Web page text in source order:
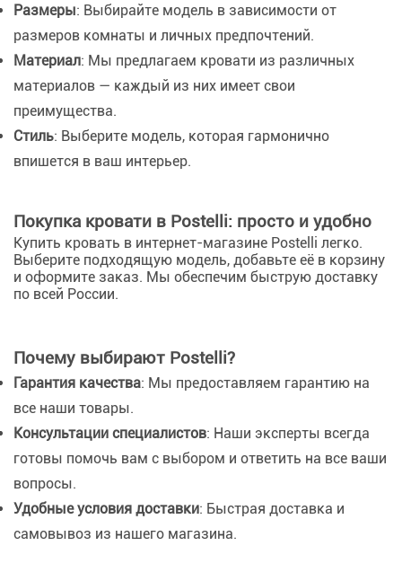
Размеры: Выбирайте модель в зависимости от
размеров комнаты и личных предпочтений.
Материал: Мы предлагаем кровати из различных
материалов — каждый из них имеет свои
преимущества.
Стиль: Выберите модель, которая гармонично
впишется в ваш интерьер.
Покупка кровати в Postelli: просто и удобно
Купить кровать в интернет-магазине Postelli легко.
Выберите подходящую модель, добавьте её в корзину
и оформите заказ. Мы обеспечим быструю доставку
по всей России.
Почему выбирают Postelli?
Гарантия качества: Мы предоставляем гарантию на
все наши товары.
Консультации специалистов: Наши эксперты всегда
готовы помочь вам с выбором и ответить на все ваши
вопросы.
Удобные условия доставки: Быстрая доставка и
самовывоз из нашего магазина.